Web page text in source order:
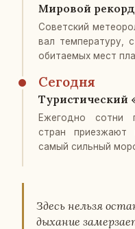
Ми­ро­вой рекорд
Со­вет­ский
вал тем­пе­ра­ту­ру,
оби­та­е­мых мест
Се­го­дня
Ту­ри­сти­че­ский
Еже­год­но сотни
стран
самый силь­ный
Здесь нельзя
ды­ха­ние